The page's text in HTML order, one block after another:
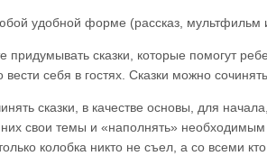
удобной форме (рассказ, мультфильм
сказки, которые помогут
вести себя в гостях. Сказки можно
сказки, в качестве основы, для
свои темы и «наполнять»
колобка никто не съел, а со всеми